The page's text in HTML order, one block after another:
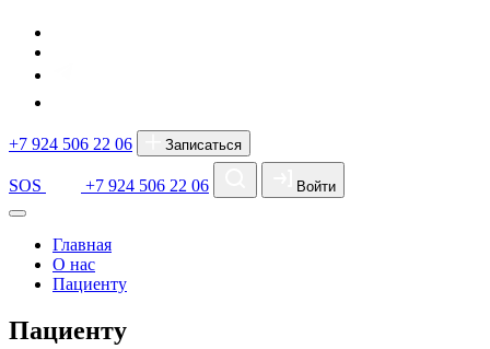
+7 924 506 22 06 Записаться
SOS +7 924 506 22 06 Войти
Главная
О нас
Пациенту
Пациенту